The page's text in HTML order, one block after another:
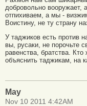
добровольно вооружает,
отпихиваем, а мы -
Воистину, не ту страну
У таджиков есть против
вы, русаки, не порочьте
равенства, братства.
объяснить таджикам, на
Мау
Nov 10 2011 4:42AM